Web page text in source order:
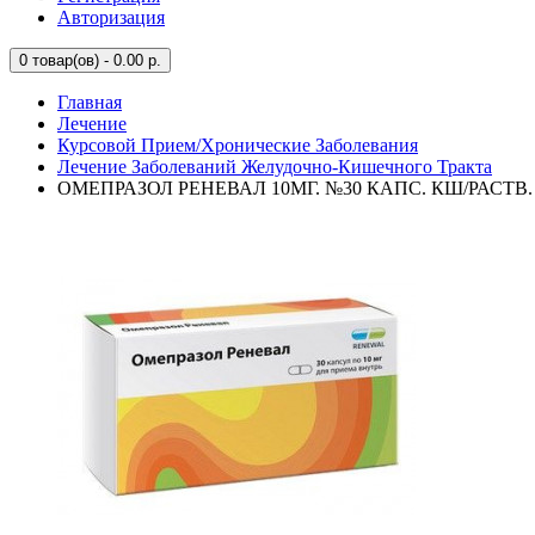
Авторизация
0 товар(ов) - 0.00 р.
Главная
Лечение
Курсовой Прием/Хронические Заболевания
Лечение Заболеваний Желудочно-Кишечного Тракта
ОМЕПРАЗОЛ РЕНЕВАЛ 10МГ. №30 КАПС. КШ/